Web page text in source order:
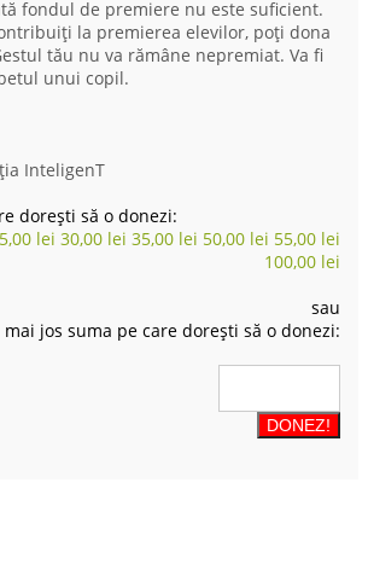
fondul de premiere nu este suficient.
la premierea elevilor, poți dona
tău nu va rămâne nepremiat. Va fi
unui copil.
InteligenT
dorești să o donezi:
lei 30,00 lei 35,00 lei 50,00 lei 55,00 lei
100,00 lei
sau
jos suma pe care dorești să o donezi: